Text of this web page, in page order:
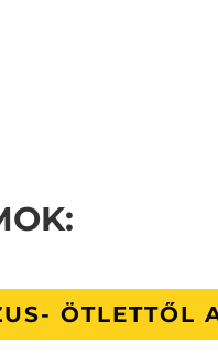
ÖTLETTŐL